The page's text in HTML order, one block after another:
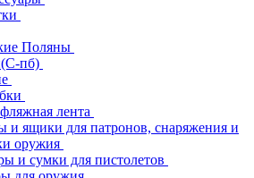
Поляны
пб)
лента
и ящики для патронов, снаряжения и
оружия
и сумки для пистолетов